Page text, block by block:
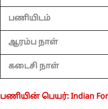
பணியிடம்
ஆரம்ப நாள்
கடைசி நாள்
பணியின் பெயர்: Indian